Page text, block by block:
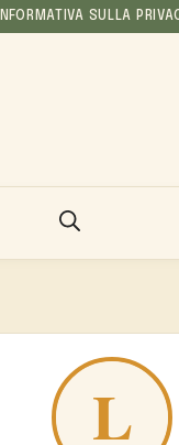
INFORMATIVA SULLA